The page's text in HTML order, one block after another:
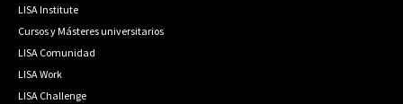
LISA Institute
Cursos y Másteres universitarios
LISA Comunidad
LISA Work
LISA Challenge